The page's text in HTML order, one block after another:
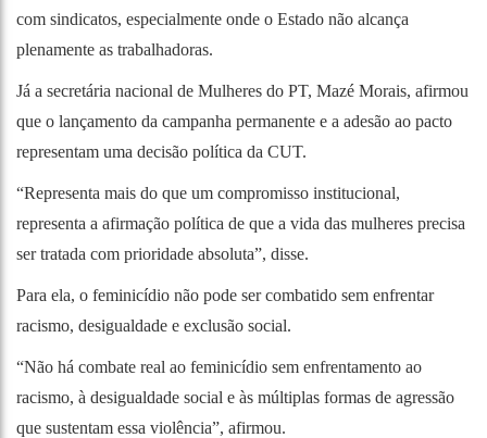
com sindicatos, especialmente onde o Estado não alcança
plenamente as trabalhadoras.
Já a secretária nacional de Mulheres do PT, Mazé Morais, afirmou
que o lançamento da campanha permanente e a adesão ao pacto
representam uma decisão política da CUT.
“Representa mais do que um compromisso institucional,
representa a afirmação política de que a vida das mulheres precisa
ser tratada com prioridade absoluta”, disse.
Para ela, o feminicídio não pode ser combatido sem enfrentar
racismo, desigualdade e exclusão social.
“Não há combate real ao feminicídio sem enfrentamento ao
racismo, à desigualdade social e às múltiplas formas de agressão
que sustentam essa violência”, afirmou.